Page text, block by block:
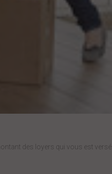
des loyers qui vous est versé.